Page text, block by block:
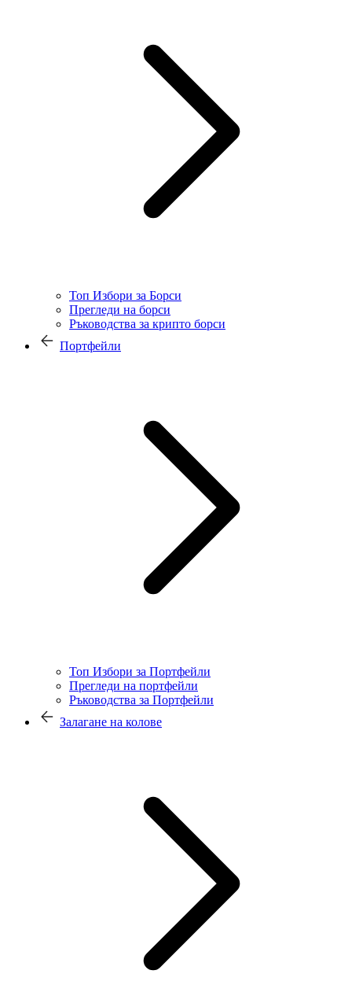
Топ Избори за Борси
Прегледи на борси
Ръководства за крипто борси
Портфейли
Топ Избори за Портфейли
Прегледи на портфейли
Ръководства за Портфейли
Залагане на колове